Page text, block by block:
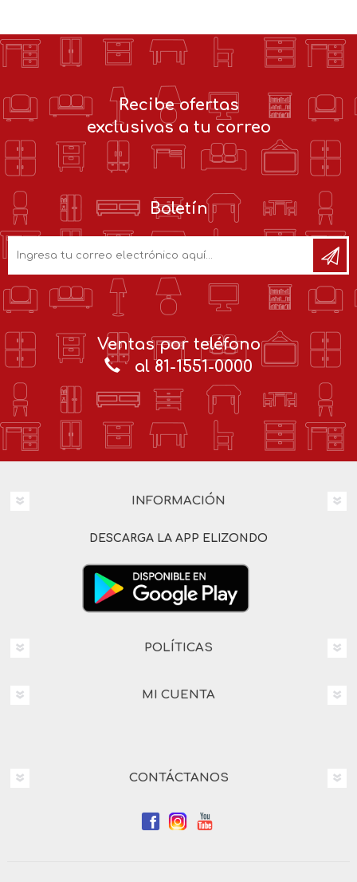
Recibe ofertas
exclusivas a tu correo
Boletín
Ventas por teléfono
al 81-1551-0000
INFORMACIÓN
DESCARGA LA APP ELIZONDO
POLÍTICAS
MI CUENTA
CONTÁCTANOS